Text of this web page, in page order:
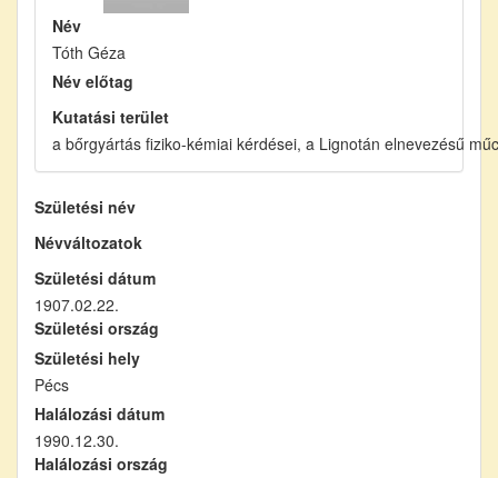
Név
Tóth Géza
Név előtag
Kutatási terület
a bőrgyártás fiziko-kémiai kérdései, a Lignotán elnevezésű
Születési név
Névváltozatok
Születési dátum
1907.02.22.
Születési ország
Születési hely
Pécs
Halálozási dátum
1990.12.30.
Halálozási ország